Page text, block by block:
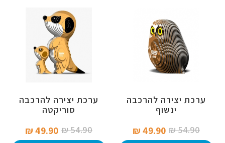
ערכת יצירה להרכבה
ינשוף
54.90 ₪‎
49.90 ₪‎
ערכת יצירה להרכבה
סוריקטה
54.90 ₪‎
49.90 ₪‎